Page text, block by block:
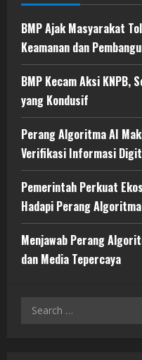
BMP Ajak Masyarakat
Keamanan dan
BMP Kecam Aksi KNPB,
yang Kondusif
Perang Algoritma AI
Verifikasi Informasi
Pemerintah Perkuat
Hadapi Perang
Menjawab Perang
dan Media Tepercaya
Search